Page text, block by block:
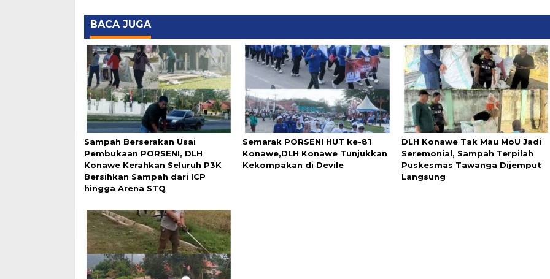
BACA JUGA
Sampah Berserakan Usai
Pembukaan PORSENI, DLH
Konawe Kerahkan Seluruh P3K
Bersihkan Sampah dari ICP
hingga Arena STQ
Semarak PORSENI HUT ke-81
Konawe,DLH Konawe Tunjukkan
Kekompakan di Devile
DLH Konawe Tak Mau MoU Jadi
Seremonial, Sampah Terpilah
Puskesmas Tawanga Dijemput
Langsung